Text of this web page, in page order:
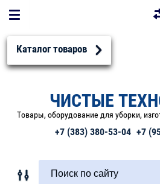
Каталог товаров
ЧИСТЫЕ
Товары, оборудование для уборки,
+7 (383) 380-53-04 +7